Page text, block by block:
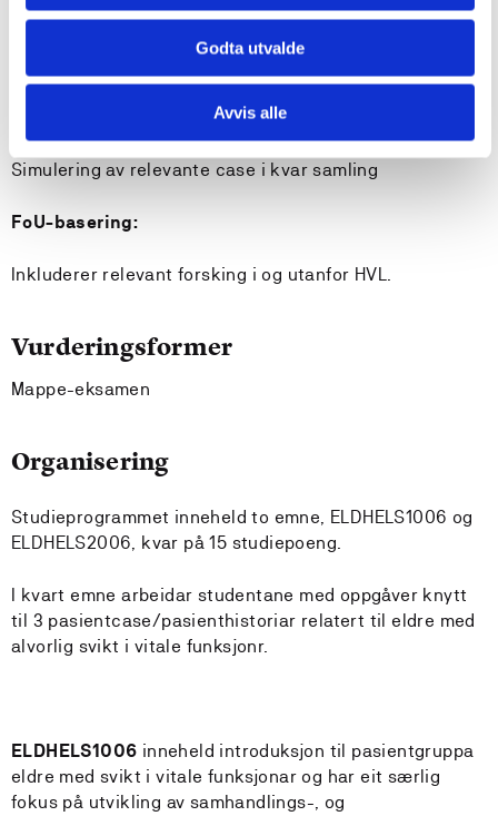
Godta utvalde
Avvis alle
Arbeids- og undervisningsformer:
Simulering av relevante case i kvar samling
FoU-basering:
Inkluderer relevant forsking i og utanfor HVL.
Vurderingsformer
Mappe-eksamen
Organisering
Studieprogrammet inneheld to emne, ELDHELS1006 og
ELDHELS2006, kvar på 15 studiepoeng.
I kvart emne arbeidar studentane med oppgåver knytt
til 3 pasientcase/pasienthistoriar relatert til eldre med
alvorlig svikt i vitale funksjonr.
ELDHELS1006 inneheld introduksjon til pasientgruppa
eldre med svikt i vitale funksjonar og har eit særlig
fokus på utvikling av samhandlings-, og